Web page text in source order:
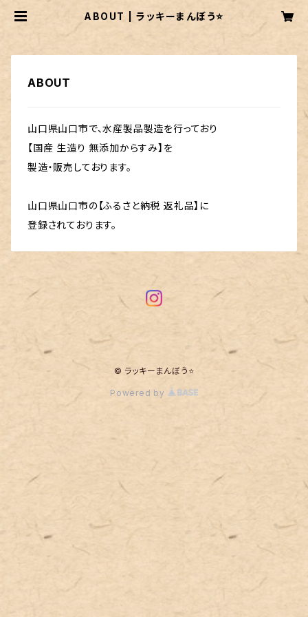
ABOUT | ラッキーまんぼう⭐
ABOUT
山口県山口市で、水産製品製造を行っており
【国産 生造り 無添加からすみ】を
製造・販売しております。
山口県山口市の【ふるさと納税 返礼品】に
登録されております。
© ラッキーまんぼう⭐
Powered by